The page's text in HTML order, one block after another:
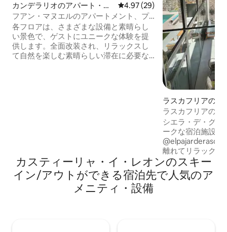
カンデラリオのアパート・マ
ンション
レビュー29件、5つ星中4.97つ
4.97 (29)
フアン・マヌエルのアパートメント、プ
エンテのアパートメント...
各フロアは、さまざまな設備と素晴らし
い景色で、ゲストにユニークな体験を提
供します。全面改装され、リラックスし
て自然を楽しむ素晴らしい滞在に必要な
チを組み合わせた上品な装飾が施され、
温かく居心地の良い雰囲気を作り出して
います。バスルームは設備が充実してい
ます。さらに、寒い時期のゲストの快適
ラスカフリアの一
ラスカフリアの鳥
シエラ・デ・グア
ークな宿泊施設（
離れてリラックスしま
ラ山への最高のル
ラスカフリアの村
年中、家族で休息
カスティーリャ・イ・レオンのスキー
イン/アウトができる宿泊先で人気のア
メニティ・設備